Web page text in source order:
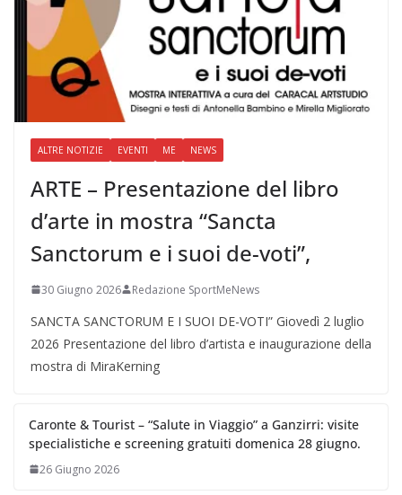
ALTRE NOTIZIE EVENTI ME NEWS
ARTE – Presentazione del libro
d’arte in mostra “Sancta
Sanctorum e i suoi de-voti”,
30 Giugno 2026 Redazione SportMeNews
SANCTA SANCTORUM E I SUOI DE-VOTI” Giovedì 2 luglio
2026 Presentazione del libro d’artista e inaugurazione della
mostra di MiraKerning
Caronte & Tourist – “Salute in Viaggio” a Ganzirri: visite
specialistiche e screening gratuiti domenica 28 giugno.
26 Giugno 2026